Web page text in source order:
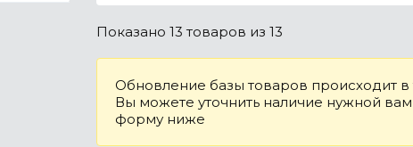
Показано 13 товаров из 13
Обновление базы товаров происходит в
Вы можете уточнить наличие нужной вам
форму ниже